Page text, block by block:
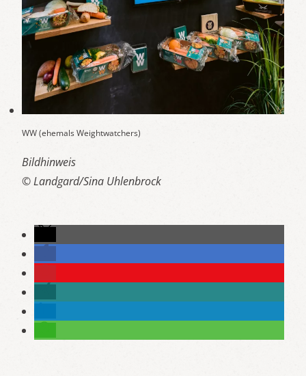
WW (ehemals Weightwatchers)
Bildhinweis
© Landgard/Sina Uhlenbrock